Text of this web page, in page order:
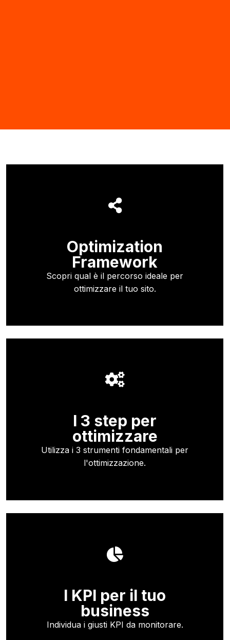
Optimization
Framework
Scopri qual è il percorso ideale per
ottimizzare il tuo sito.
I 3 step per
ottimizzare
Utilizza i 3 strumenti fondamentali per
l'ottimizzazione.
I KPI per il tuo
business
Individua i giusti KPI da monitorare.